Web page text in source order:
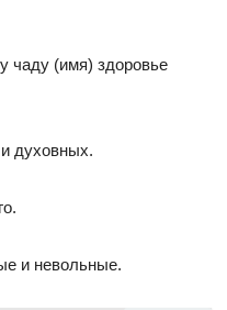
чаду (имя) здоровье
духовных.
и невольные.